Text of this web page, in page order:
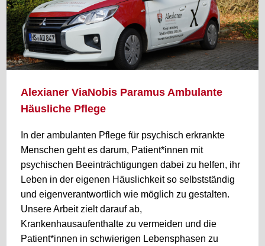
Alexianer ViaNobis Paramus Ambulante
Häusliche Pflege
In der ambulanten Pflege für psychisch erkrankte
Menschen geht es darum, Patient*innen mit
psychischen Beeinträchtigungen dabei zu helfen, ihr
Leben in der eigenen Häuslichkeit so selbstständig
und eigenverantwortlich wie möglich zu gestalten.
Unsere Arbeit zielt darauf ab,
Krankenhausaufenthalte zu vermeiden und die
Patient*innen in schwierigen Lebensphasen zu